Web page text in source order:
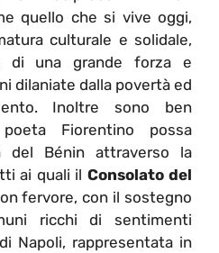
quello che si vive oggi,
culturale e solidale,
di una grande forza e
dilaniate dalla povertà ed
Inoltre sono ben
Fiorentino possa
del Bénin attraverso la
ai quali il Consolato del
fervore, con il sostegno
ricchi di sentimenti
Napoli, rappresentata in